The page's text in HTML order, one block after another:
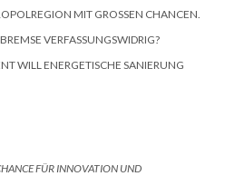
MIT GROSSEN CHANCEN.
VERFASSUNGSWIDRIG?
WILL ENERGETISCHE SANIERUNG
FÜR INNOVATION UND